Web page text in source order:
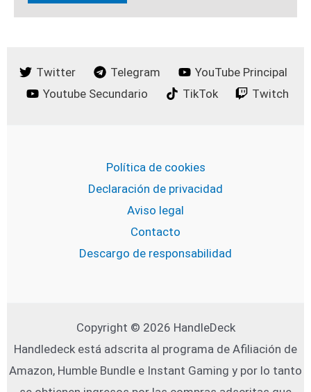
Twitter Telegram
YouTube Principal
Youtube Secundario
TikTok Twitch
Política de cookies
Declaración de privacidad
Aviso legal
Contacto
Descargo de responsabilidad
Copyright © 2026 HandleDeck
Handledeck está adscrita al programa de Afiliación de
Amazon, Humble Bundle e Instant Gaming y por lo tanto